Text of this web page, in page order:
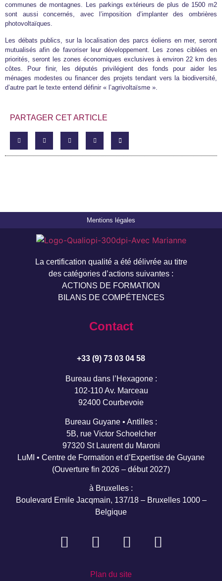
communes de montagnes. Les parkings extérieurs de plus de 1500 m2
sont aussi concernés, avec l’imposition d’implanter des ombrières
photovoltaïques.
Les débats publics, sur la localisation des parcs éoliens en mer, seront
mutualisés afin de favoriser leur développement. Les zones ciblées en
priorités, seront les zones économiques exclusives à environ 22 km des
côtes. Pour finir, les députés privilégient des fonds pour aider les
ménages modestes ou financer des projets tendant vers la biodiversité,
d’autre part le texte entend définir « l’agrivoltaïsme ».
PARTAGER CET ARTICLE
Mentions légales
La certification qualité a été délivrée au titre
des catégories d’actions suivantes :
ACTIONS DE FORMATION
BILANS DE COMPÉTENCES
Contact
+33 (9) 73 03 04 58
Bureau dans l’Hexagone :
102-110 Av. Marceau
92400 Courbevoie
Bureau Guyane • Antilles :
5B, rue Victor Schoelcher
97320 St Laurent du Maroni
LuMI • Centre de Formation et d’Expertise de Guyane
(Ouverture fin 2026 – début 2027)
à Bruxelles :
Boulevard Emile Jacqmain, 137/18 – Bruxelles 1000 –
Belgique
Plan du site